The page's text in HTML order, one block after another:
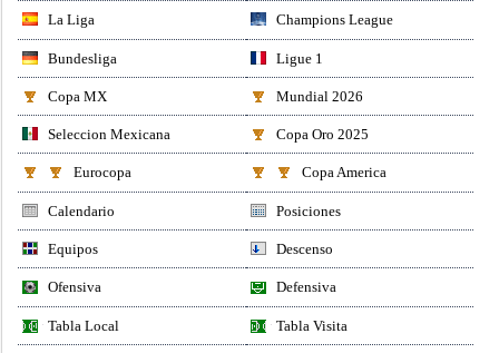
La Liga Champions League
Bundesliga Ligue 1
Copa MX Mundial 2026
Seleccion Mexicana Copa Oro 2025
Eurocopa Copa America
Calendario Posiciones
Equipos Descenso
Ofensiva Defensiva
Tabla Local Tabla Visita